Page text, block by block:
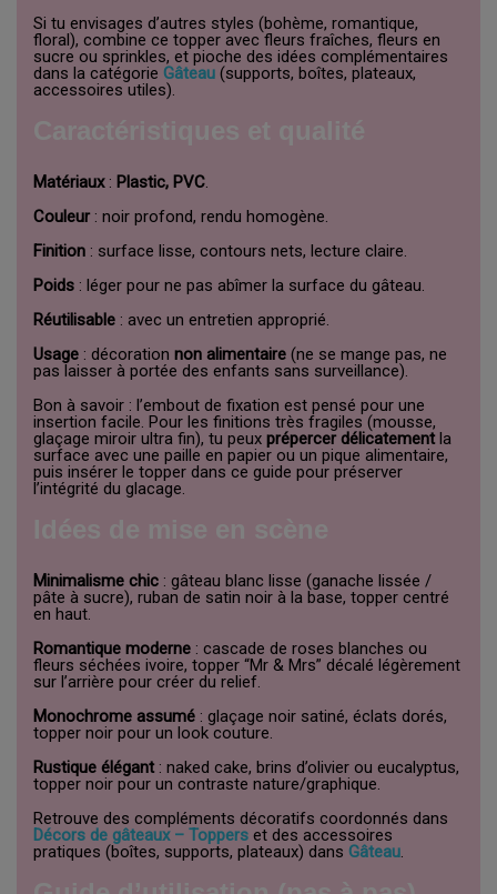
Si tu envisages d’autres styles (bohème, romantique,
floral), combine ce topper avec fleurs fraîches, fleurs en
sucre ou sprinkles, et pioche des idées complémentaires
dans la catégorie Gâteau (supports, boîtes, plateaux,
accessoires utiles).
Matériaux: Plastic, PVC
Couleur: noir profond, rendu homogène.
Finition : surface lisse, contours nets, lecture claire.
Poids : léger pour ne pas abîmer la surface du gâteau.
Réutilisable : avec un entretien approprié.
Usage : décoration non alimentaire (ne se mange pas, ne
pas laisser à portée des enfants sans surveillance).
Bon à savoir : l’embout de fixation est pensé pour une
insertion facile. Pour les finitions très fragiles (mousse,
glaçage miroir ultra fin), tu peux prépercer délicatementla
surface avec une paille en papier ou un pique alimentaire,
puis insérer le topper dans ce guide pour préserver
l’intégrité du glacage.
Minimalisme chic : gâteau blanc lisse (ganache lissée /
pâte à sucre), ruban de satin noir à la base, topper centré
en haut.
Romantique moderne : cascade de roses blanches ou
fleurs séchées ivoire, topper “Mr & Mrs” décalé légèrement
sur l’arrière pour créer du relief.
Monochrome assumé : glaçage noir satiné, éclats dorés,
topper noir pour un look couture.
Rustique élégant: naked cake, brins d’olivier ou eucalyptus,
topper noir pour un contraste nature/graphique.
Retrouve des compléments décoratifs coordonnés dans
Décors de gâteaux – Toppers et des accessoires
pratiques (boîtes, supports, plateaux) dans Gâteau